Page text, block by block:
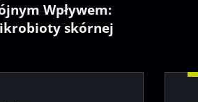
Wpływem:
skórnej